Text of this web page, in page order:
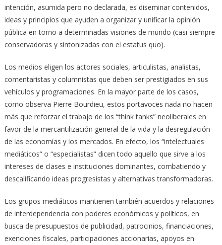
intención, asumida pero no declarada, es diseminar contenidos,
ideas y principios que ayuden a organizar y unificar la opinión
pública en torno a determinadas visiones de mundo (casi siempre
conservadoras y sintonizadas con el estatus quo).
Los medios eligen los actores sociales, articulistas, analistas,
comentaristas y columnistas que deben ser prestigiados en sus
vehículos y programaciones. En la mayor parte de los casos,
como observa Pierre Bourdieu, estos portavoces nada no hacen
más que reforzar el trabajo de los “think tanks” neoliberales en
favor de la mercantilización general de la vida y la desregulación
de las economías y los mercados. En efecto, los “intelectuales
mediáticos” o “especialistas” dicen todo aquello que sirve a los
intereses de clases e instituciones dominantes, combatiendo y
descalificando ideas progresistas y alternativas transformadoras.
Los grupos mediáticos mantienen también acuerdos y relaciones
de interdependencia con poderes económicos y políticos, en
busca de presupuestos de publicidad, patrocinios, financiaciones,
exenciones fiscales, participaciones accionarias, apoyos en